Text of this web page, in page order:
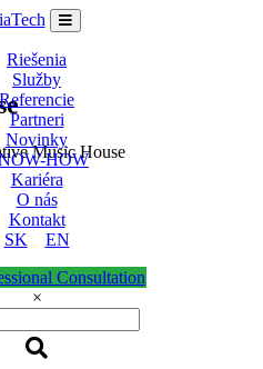
Riešenia
Služby
Referencie
Partneri
Novinky
HOW
Kariéra
O nás
Kontakt
SK
EN
Consultation
×
Music House